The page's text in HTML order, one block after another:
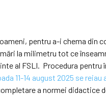
pentru a-i chema din
la milimetru tot ce
al FSLI. Procedura pentru
11-14 august 2025 se
a normei didactice